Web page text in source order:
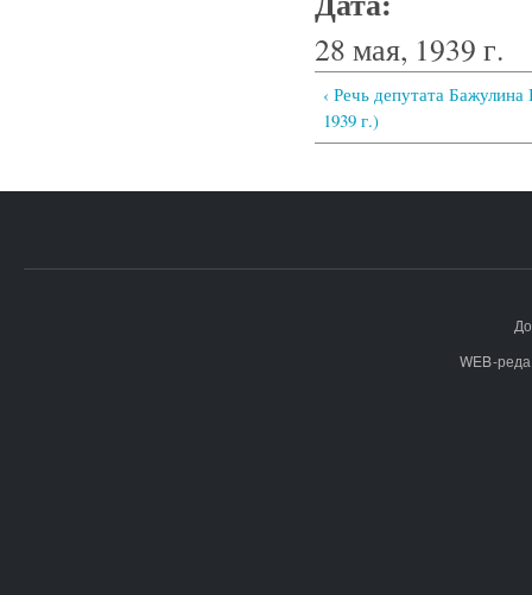
28 мая, 1939 г.
‹ Речь депутата
1939 г.)
WEB-